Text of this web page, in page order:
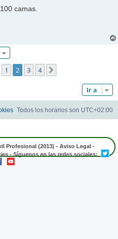
camas.
Anterior
1 2 3 4
Ir a
Todos los horarios son UTC+02:00
Profesional (2013) - Aviso Legal -
- Síguenos en las redes sociales: